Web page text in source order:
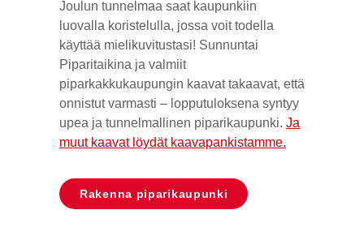
Joulun tunnelmaa saat kaupunkiin
luovalla koristelulla, jossa voit todella
käyttää mielikuvitustasi! Sunnuntai
Piparitaikina ja valmiit
piparkakkukaupungin kaavat takaavat, että
onnistut varmasti – lopputuloksena syntyy
upea ja tunnelmallinen piparikaupunki. Ja
muut kaavat löydät kaavapankistamme.
Rakenna piparikaupunki